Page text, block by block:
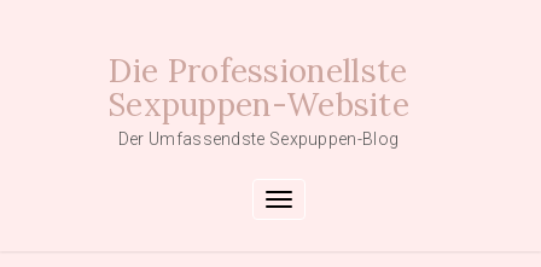
Die Professionellste
Sexpuppen-Website
Der Umfassendste Sexpuppen-Blog
Toggle navigation